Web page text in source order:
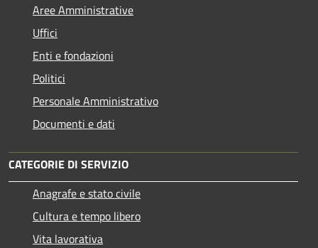
Aree Amministrative
Uffici
Enti e fondazioni
Politici
Personale Amministrativo
Documenti e dati
CATEGORIE DI SERVIZIO
Anagrafe e stato civile
Cultura e tempo libero
Vita lavorativa